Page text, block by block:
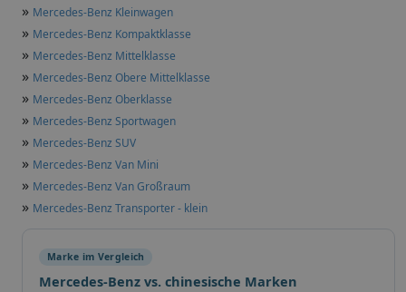
» Mercedes-Benz Kleinwagen
» Mercedes-Benz Kompaktklasse
» Mercedes-Benz Mittelklasse
» Mercedes-Benz Obere Mittelklasse
» Mercedes-Benz Oberklasse
» Mercedes-Benz Sportwagen
» Mercedes-Benz SUV
» Mercedes-Benz Van Mini
» Mercedes-Benz Van Großraum
» Mercedes-Benz Transporter - klein
Marke im Vergleich
Mercedes-Benz vs. chinesische Marken